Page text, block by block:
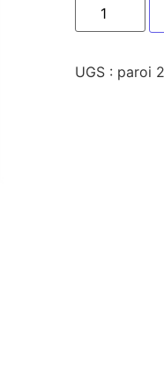
UGS : paroi